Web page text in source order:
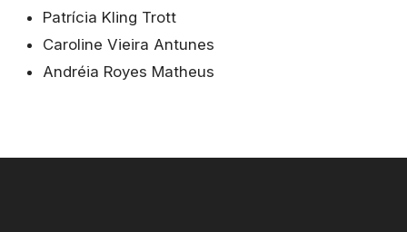
Patrícia Kling Trott
Caroline Vieira Antunes
Andréia Royes Matheus